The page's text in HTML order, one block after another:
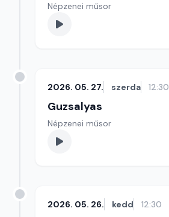
Népzenei műsor
2026. 05. 27. szerda 12:30
Guzsalyas
Népzenei műsor
2026. 05. 26. kedd 12:30